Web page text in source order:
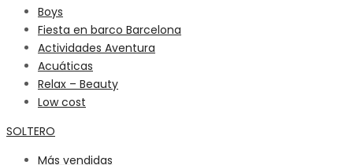
Boys
Fiesta en barco Barcelona
Actividades Aventura
Acuáticas
Relax – Beauty
Low cost
SOLTERO
Más vendidas